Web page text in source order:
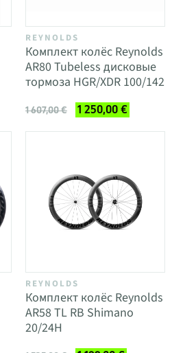
REYNOLDS
Комплект колёс Reynolds
AR80 Tubeless дисковые
тормоза HGR/XDR 100/142
1 607,00 € 1 250,00 €
REYNOLDS
Комплект колёс Reynolds
AR58 TL RB Shimano
20/24H